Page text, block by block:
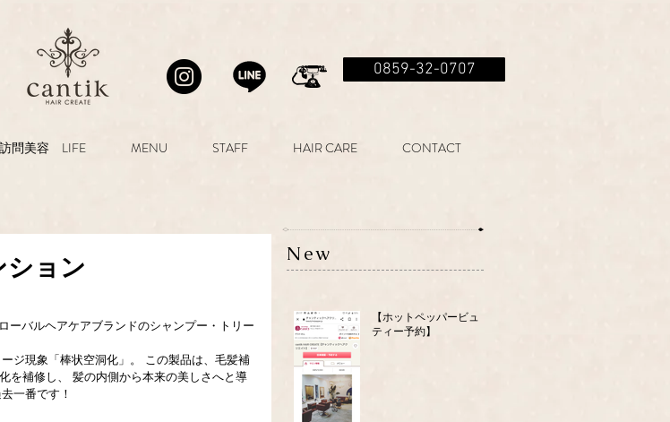
0859-32-0707
訪問美容 LIFE MENU STAFF HAIR CARE CONTACT
ョン
ーバルヘアケアブランドのシャンプー・トリー
ジ現象「棒状空洞化」。 この製品は、毛髪補
を補修し、 髪の内側から本来の美しさへと導
一番です！
New
【ホットペッパービュー
ティー予約】